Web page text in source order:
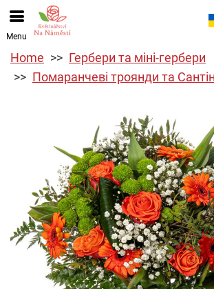
Menu
Home
Гербери та міні-гербери
Помаранчеві троянди та